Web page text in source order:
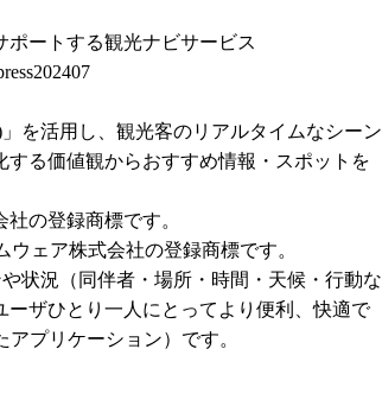
ポートする観光ナビサービス
を活用し、観光客のリアルタイムなシーン
する価値観からおすすめ情報・スポットを
の登録商標です。
ェア株式会社の登録商標です。
状況（同伴者・場所・時間・天候・行動な
ザひとり一人にとってより便利、快適で
プリケーション）です。